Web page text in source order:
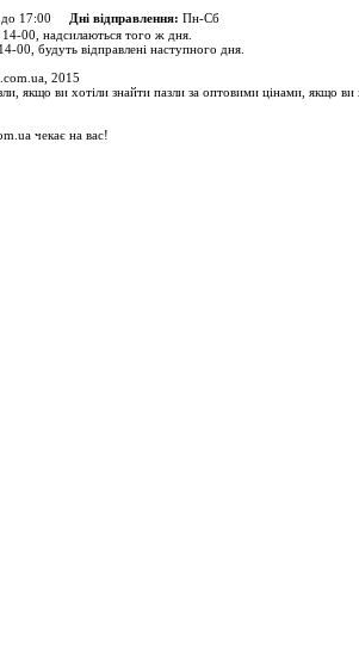
до 17:00 Дні відправлення: Пн-Сб
00, надсилаються того ж дня.
00, будуть відправлені наступного дня.
2015
якщо ви хотіли знайти пазли за оптовими цінами, якщо ви
чекає на вас!